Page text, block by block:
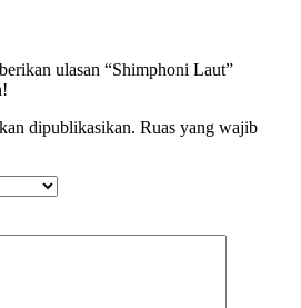
ulasan “Shimphoni Laut”
dipublikasikan. Ruas yang wajib